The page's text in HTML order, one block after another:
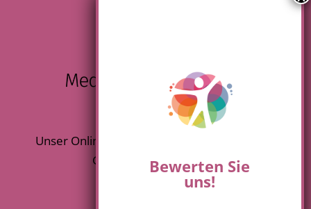
Unser Onlineshop für alle Produkte rund um
Gesundheit und Pflege.
Bewerten Sie
uns!